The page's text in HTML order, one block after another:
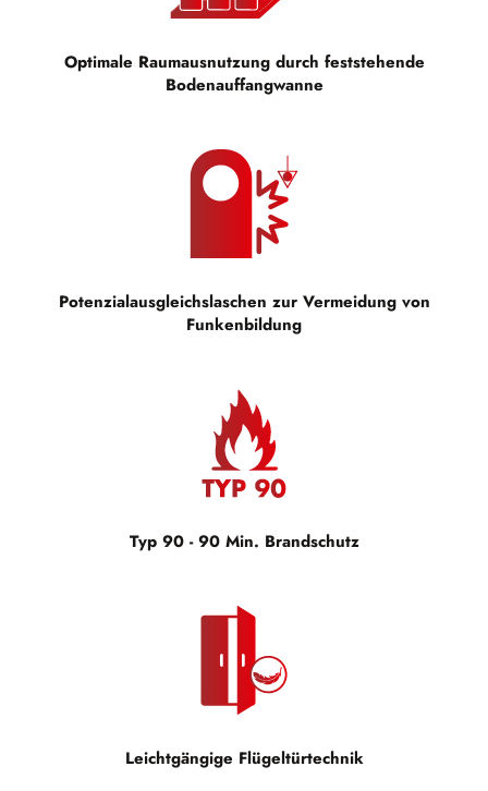
Optimale Raumausnutzung durch feststehende
Bodenauffangwanne
Potenzialausgleichslaschen zur Vermeidung von
Funkenbildung
Typ 90 - 90 Min. Brandschutz
Leichtgängige Flügeltürtechnik